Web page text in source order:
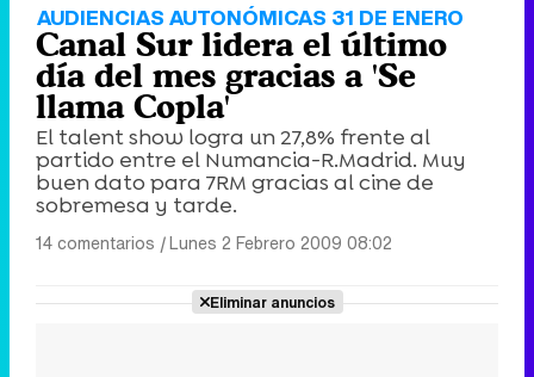
AUDIENCIAS AUTONÓMICAS 31 DE ENERO
Canal Sur lidera el último
día del mes gracias a 'Se
llama Copla'
El talent show logra un 27,8% frente al
partido entre el Numancia-R.Madrid. Muy
buen dato para 7RM gracias al cine de
sobremesa y tarde.
14 comentarios |Lunes 2 Febrero 2009 08:02
Eliminar anuncios